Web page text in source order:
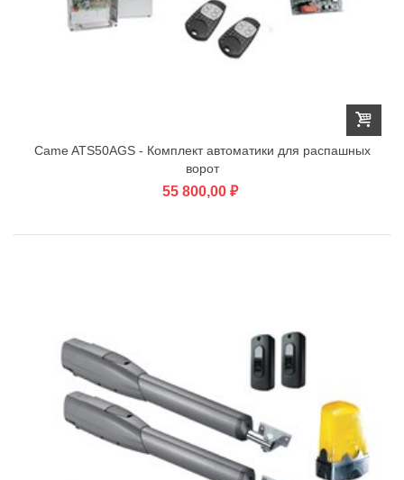
Came ATS50АGS - Комплект автоматики для распашных
ворот
55 800,00 ₽